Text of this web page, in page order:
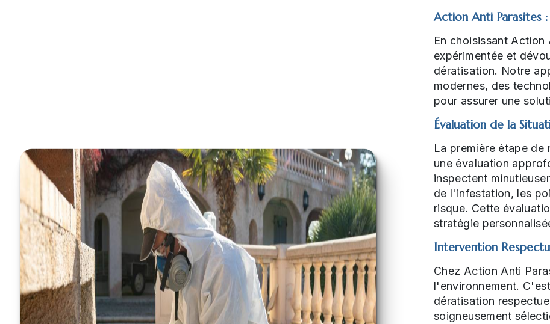
Action Anti Parasites
En choisissant
expérimentée et
dératisation. Notre
modernes, des
pour assurer une
Évaluation de la
La première étape
une évaluation
inspectent
de l'infestation, les
risque. Cette
stratégie
Intervention
Chez Action Anti
l'environnement.
dératisation
soigneusement